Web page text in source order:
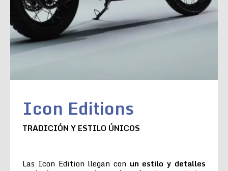
Icon Editions
TRADICIÓN Y ESTILO ÚNICOS
Las Icon Edition llegan con un estilo y detalles